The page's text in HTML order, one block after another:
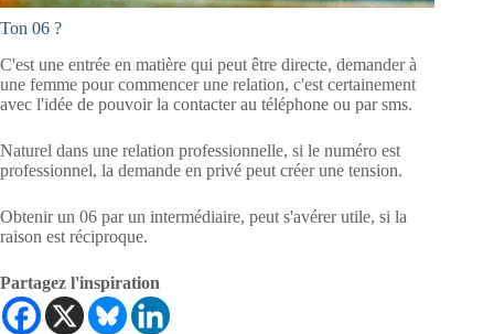
Ton 06 ?
C'est une entrée en matière qui peut être directe, demander à
une femme pour commencer une relation, c'est certainement
avec l'idée de pouvoir la contacter au téléphone ou par sms.
Naturel dans une relation professionnelle, si le numéro est
professionnel, la demande en privé peut créer une tension.
Obtenir un 06 par un intermédiaire, peut s'avérer utile, si la
raison est réciproque.
Partagez l'inspiration